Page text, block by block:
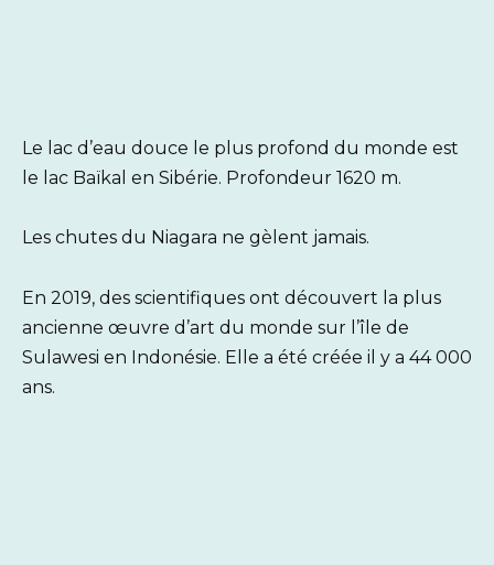
Le lac d’eau douce le plus profond du monde est
le lac Baïkal en Sibérie. Profondeur 1620 m.
Les chutes du Niagara ne gèlent jamais.
En 2019, des scientifiques ont découvert la plus
ancienne œuvre d’art du monde sur l’île de
Sulawesi en Indonésie. Elle a été créée il y a 44 000
ans.